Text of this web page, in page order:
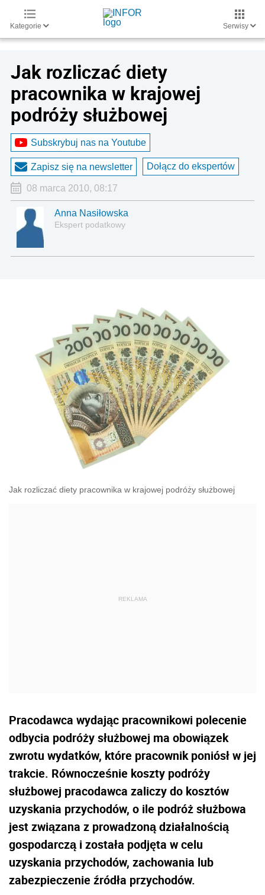
Kategorie Serwisy
Jak rozliczać diety
pracownika w krajowej
podróży służbowej
Subskrybuj nas na Youtube
Zapisz się na newsletter Dołącz do ekspertów
08 marca 2010, 08:17
Anna Nasiłowska
Ekspert podatkowy
Jak rozliczać diety pracownika w krajowej podróży służbowej
Pracodawca wydając pracownikowi polecenie
odbycia podróży służbowej ma obowiązek
zwrotu wydatków, które pracownik poniósł w jej
trakcie. Równocześnie koszty podróży
służbowej pracodawca zaliczy do kosztów
uzyskania przychodów, o ile podróż służbowa
jest związana z prowadzoną działalnością
gospodarczą i została podjęta w celu
uzyskania przychodów, zachowania lub
zabezpieczenie źródła przychodów.